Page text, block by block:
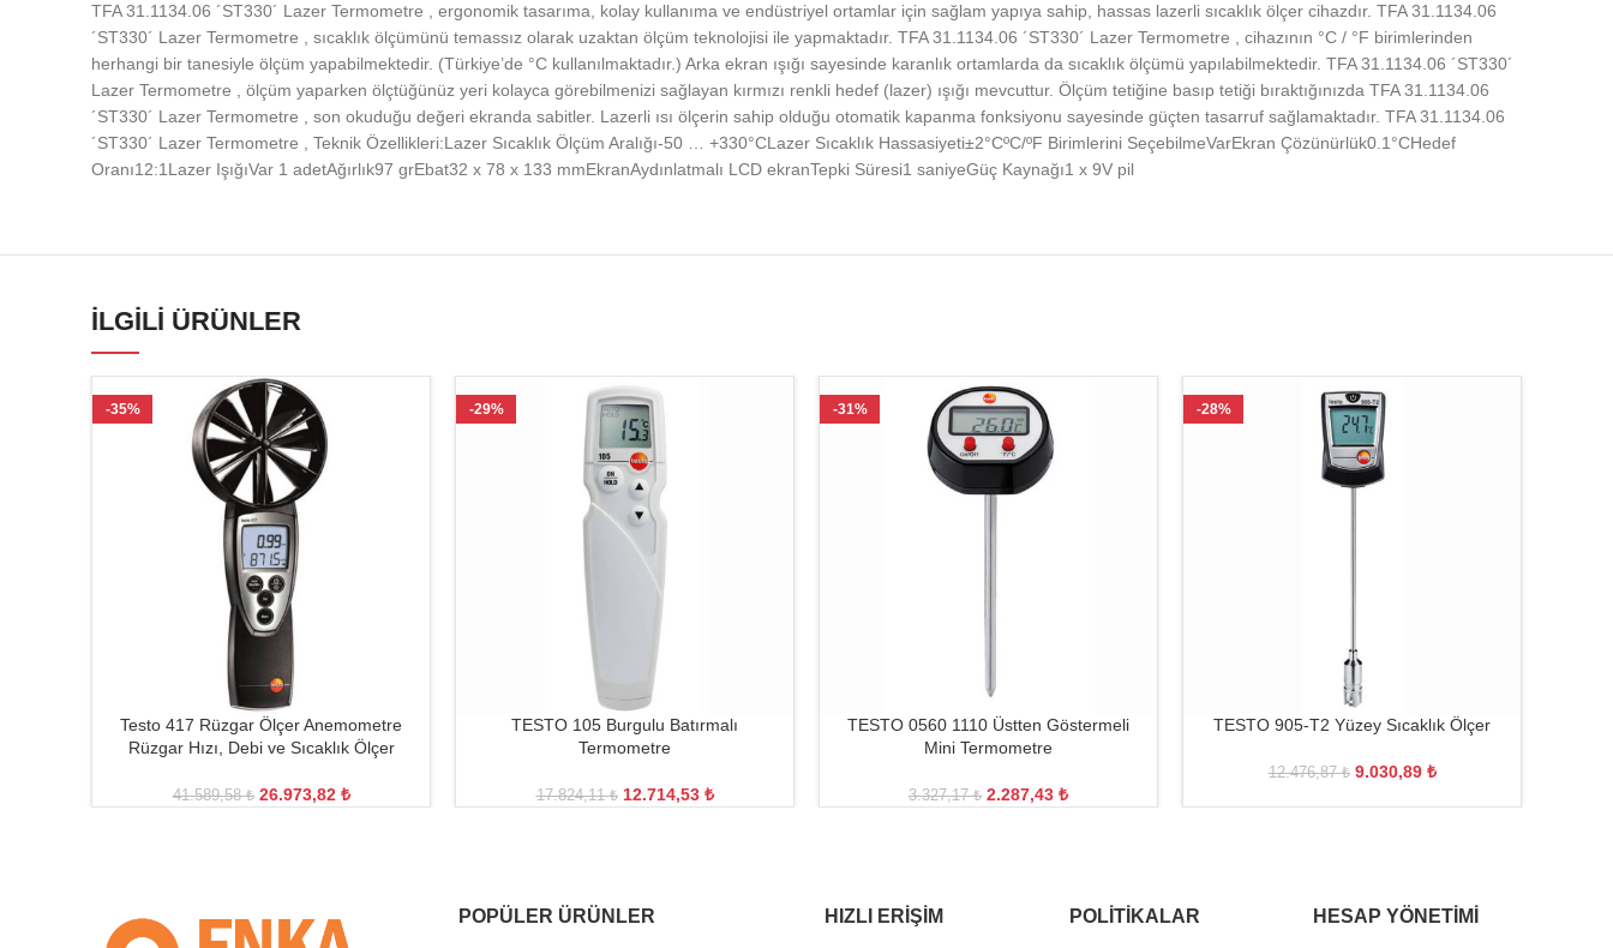
TFA 31.1134.06 ´ST330´ Lazer Termometre , ergonomik tasarıma, kolay kullanıma ve endüstriyel ortamlar için sağlam yapıya sahip, hassas lazerli sıcaklık ölçer cihazdır. TFA 31.1134.06
´ST330´ Lazer Termometre , sıcaklık ölçümünü temassız olarak uzaktan ölçüm teknolojisi ile yapmaktadır. TFA 31.1134.06 ´ST330´ Lazer Termometre , cihazının °C / °F birimlerinden
herhangi bir tanesiyle ölçüm yapabilmektedir. (Türkiye’de °C kullanılmaktadır.) Arka ekran ışığı sayesinde karanlık ortamlarda da sıcaklık ölçümü yapılabilmektedir. TFA 31.1134.06 ´ST330´
Lazer Termometre , ölçüm yaparken ölçtüğünüz yeri kolayca görebilmenizi sağlayan kırmızı renkli hedef (lazer) ışığı mevcuttur. Ölçüm tetiğine basıp tetiği bıraktığınızda TFA 31.1134.06
´ST330´ Lazer Termometre , son okuduğu değeri ekranda sabitler. Lazerli ısı ölçerin sahip olduğu otomatik kapanma fonksiyonu sayesinde güçten tasarruf sağlamaktadır. TFA 31.1134.06
´ST330´ Lazer Termometre , Teknik Özellikleri:Lazer Sıcaklık Ölçüm Aralığı-50 … +330°CLazer Sıcaklık Hassasiyeti±2°CºC/ºF Birimlerini SeçebilmeVarEkran Çözünürlük0.1°CHedef
Oranı12:1Lazer IşığıVar 1 adetAğırlık97 grEbat32 x 78 x 133 mmEkranAydınlatmalı LCD ekranTepki Süresi1 saniyeGüç Kaynağı1 x 9V pil
İLGILI ÜRÜNLER
-35%
Testo 417 Rüzgar Ölçer Anemometre
Rüzgar Hızı, Debi ve Sıcaklık Ölçer
41.589,58₺ 26.973,82 ₺
-29%
TESTO 105 Burgulu Batırmalı
Termometre
17.824,11₺ 12.714,53 ₺
-31%
TESTO 0560 1110 Üstten Göstermeli
Mini Termometre
3.327,17₺ 2.287,43 ₺
-28%
TESTO 905-T2 Yüzey Sıcaklık Ölçer
12.476,87₺ 9.030,89 ₺
POPÜLER ÜRÜNLER HIZLI ERIŞIM POLITIKALAR HESAP YÖNETIMI